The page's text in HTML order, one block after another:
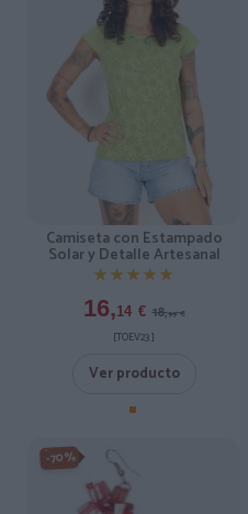
Camiseta con Estampado
Solar y Detalle Artesanal
★★★★★
★★★★★
16,14 € 18,99 €
[TOEV23 ]
Ver producto
-70%